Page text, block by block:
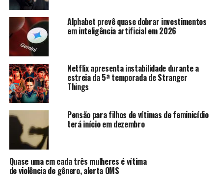
A iniciativa faz parte do novo posicionamento global da
marca, “Do What You Can’t”, que uma mensagem de
superação em produtos, serviços e benefícios. Os
capítulos de “Tech Girls” estreiam no dia 23 deste mês e
devem ser exibidos ao longo dos próximos meses. Para
assistir, é preciso acompanhar, via streaming, no
da Samsung Brasil no YouTube
Alphabet prevê quase dobrar investimentos
em inteligência artificial em 2026
Netflix apresenta instabilidade durante a
estreia da 5ª temporada de Stranger
Things
Pensão para filhos de vítimas de feminicídio
terá início em dezembro
Quase uma em cada três mulheres é vítima
de violência de gênero, alerta OMS